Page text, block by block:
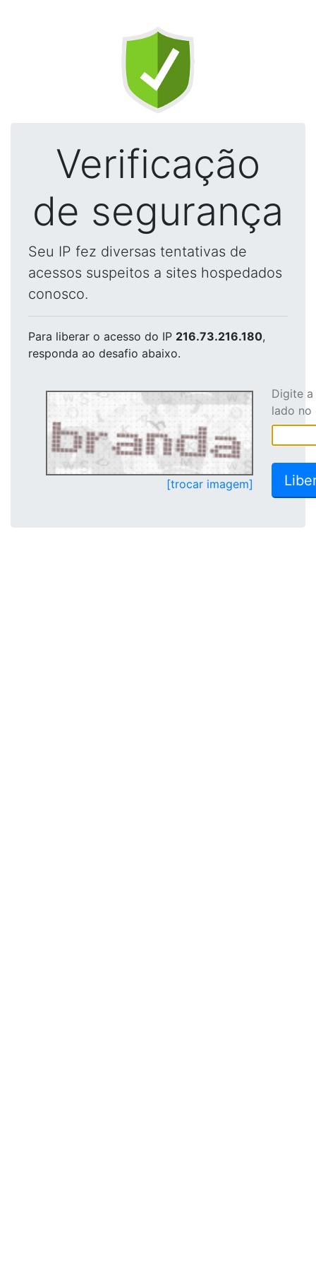
Verificação
de segurança
Seu IP fez diversas tentativas de
acessos suspeitos a sites hospedados
conosco.
Para liberar o acesso do IP 216.73.216.180,
responda ao desafio abaixo.
[trocar imagem]
Digite
lado no